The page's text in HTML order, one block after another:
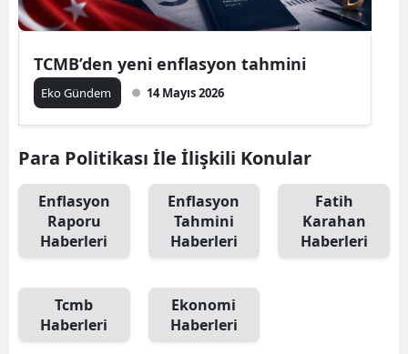
TCMB’den yeni enflasyon tahmini
Eko Gündem 14 Mayıs 2026
Para Politikası İle İlişkili Konular
Enflasyon
Raporu
Haberleri
Enflasyon
Tahmini
Haberleri
Fatih
Karahan
Haberleri
Tcmb
Haberleri
Ekonomi
Haberleri